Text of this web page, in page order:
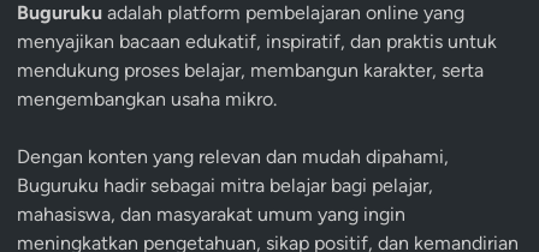
Buguruku adalah platform pembelajaran online yang
menyajikan bacaan edukatif, inspiratif, dan praktis untuk
mendukung proses belajar, membangun karakter, serta
mengembangkan usaha mikro.
Dengan konten yang relevan dan mudah dipahami,
Buguruku hadir sebagai mitra belajar bagi pelajar,
mahasiswa, dan masyarakat umum yang ingin
meningkatkan pengetahuan, sikap positif, dan kemandirian